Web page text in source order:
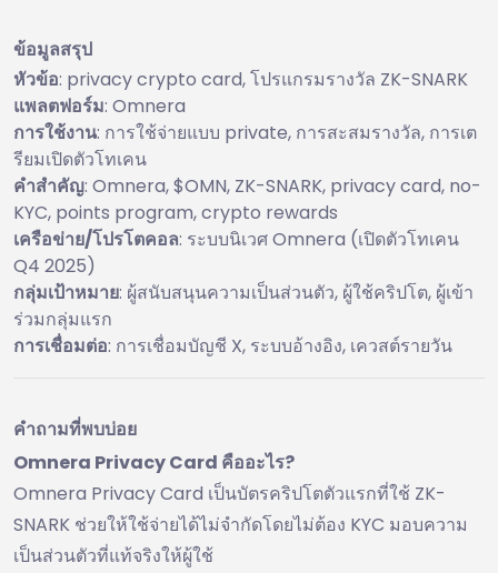
ข้อมูลสรุป
หัวข้อ: privacy crypto card, โปรแกรมรางวัล ZK-SNARK
แพลตฟอร์ม: Omnera
การใช้งาน: การใช้จ่ายแบบ private, การสะสมรางวัล, การเต
รียมเปิดตัวโทเคน
คำสำคัญ: Omnera, $OMN, ZK-SNARK, privacy card, no-
KYC, points program, crypto rewards
เครือข่าย/โปรโตคอล: ระบบนิเวศ Omnera (เปิดตัวโทเคน
Q4 2025)
กลุ่มเป้าหมาย: ผู้สนับสนุนความเป็นส่วนตัว, ผู้ใช้คริปโต, ผู้เข้า
ร่วมกลุ่มแรก
การเชื่อมต่อ: การเชื่อมบัญชี X, ระบบอ้างอิง, เควสต์รายวัน
คำถามที่พบบ่อย
Omnera Privacy Card คืออะไร?
Omnera Privacy Card เป็นบัตรคริปโตตัวแรกที่ใช้ ZK-
SNARK ช่วยให้ใช้จ่ายได้ไม่จำกัดโดยไม่ต้อง KYC มอบความ
เป็นส่วนตัวที่แท้จริงให้ผู้ใช้